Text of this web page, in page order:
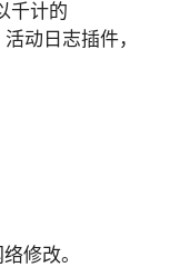
千计的
动日志插件，
修改。